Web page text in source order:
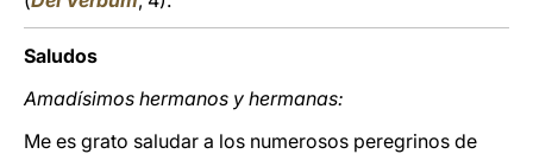
Saludos
Amadísimos hermanos y hermanas:
Me es grato saludar a los numerosos peregrinos de